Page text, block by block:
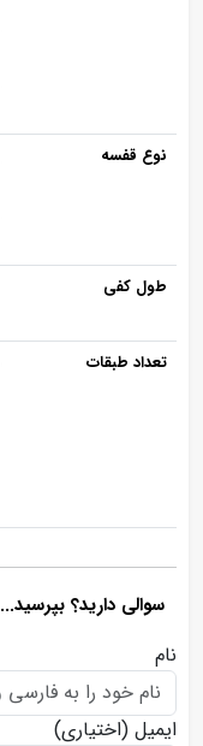
نوع قفسه
طول کفی
تعداد طبقات
سوالی دارید؟ بپرسید...
نام
ایمیل (اختیاری)